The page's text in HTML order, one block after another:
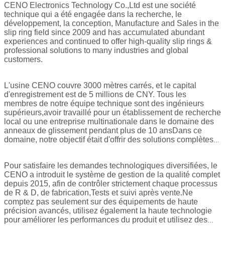
CENO Electronics Technology Co.,Ltd est une société
technique qui a été engagée dans la recherche, le
développement, la conception, Manufacture and Sales in the
slip ring field since 2009 and has accumulated abundant
experiences and continued to offer high-quality slip rings &
professional solutions to many industries and global
customers.
L'usine CENO couvre 3000 mètres carrés, et le capital
d'enregistrement est de 5 millions de CNY. Tous les
membres de notre équipe technique sont des ingénieurs
supérieurs,avoir travaillé pour un établissement de recherche
local ou une entreprise multinationale dans le domaine des
anneaux de glissement pendant plus de 10 ansDans ce
domaine, notre objectif était d'offrir des solutions complètes à
l'application de haute qualité des clients.Afin de fournir des
services professionnels pour répondre aux exigences des
marchés haut de gamme dans les domaines respectifs tels
que le maritime, défense, automatisation, radar, aérospatiale,
simulateur de mouvement et machines d'ingénierie.
Pour satisfaire les demandes technologiques diversifiées, le
CENO a introduit le système de gestion de la qualité complet
depuis 2015, afin de contrôler strictement chaque processus
de R & D, de fabrication,Tests et suivi après vente.Ne
comptez pas seulement sur des équipements de haute
précision avancés, utilisez également la haute technologie
pour améliorer les performances du produit et utilisez des